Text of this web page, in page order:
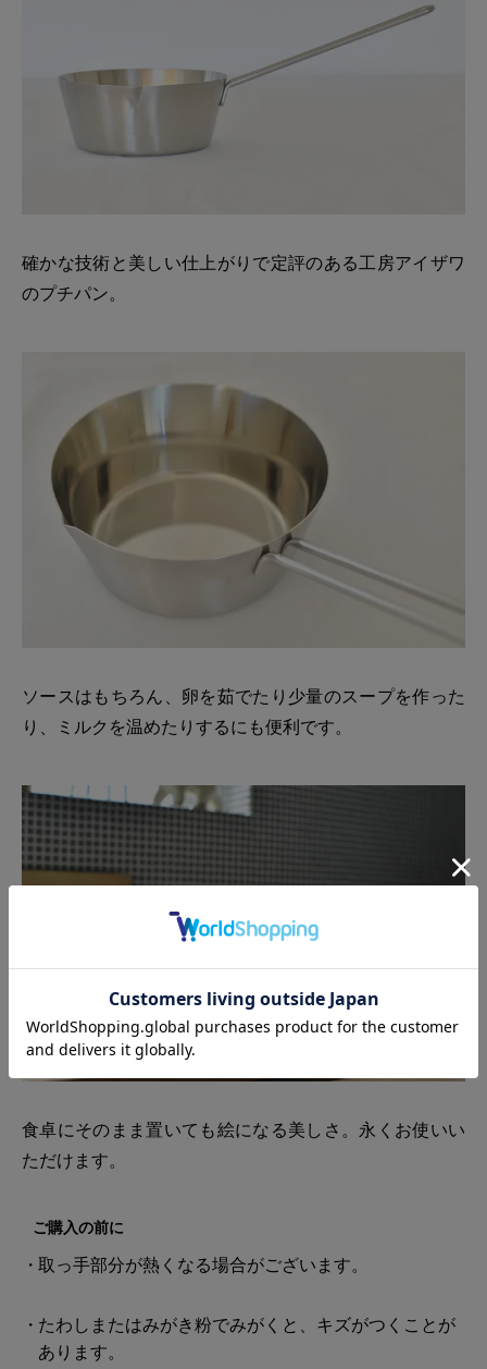
確かな技術と美しい仕上がりで定評のある工房アイザワ
のプチパン。
ソースはもちろん、卵を茹でたり少量のスープを作った
り、ミルクを温めたりするにも便利です。
食卓にそのまま置いても絵になる美しさ。永くお使いい
ただけます。
ご購入の前に
取っ手部分が熱くなる場合がございます。
たわしまたはみがき粉でみがくと、キズがつくことが
あります。